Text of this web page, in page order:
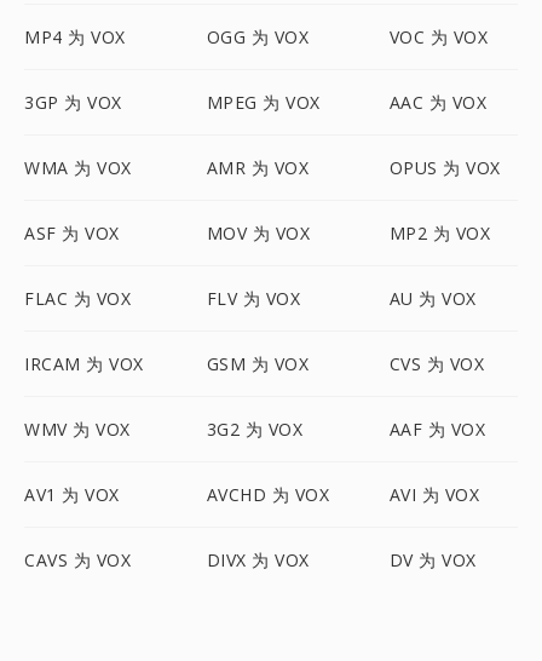
MP4 为 VOX OGG 为 VOX VOC 为 VOX
3GP 为 VOX MPEG 为 VOX AAC 为 VOX
WMA 为 VOX AMR 为 VOX OPUS 为 VOX
ASF 为 VOX MOV 为 VOX MP2 为 VOX
FLAC 为 VOX FLV 为 VOX AU 为 VOX
IRCAM 为 VOX GSM 为 VOX CVS 为 VOX
WMV 为 VOX 3G2 为 VOX AAF 为 VOX
AV1 为 VOX AVCHD 为 VOX AVI 为 VOX
CAVS 为 VOX DIVX 为 VOX DV 为 VOX